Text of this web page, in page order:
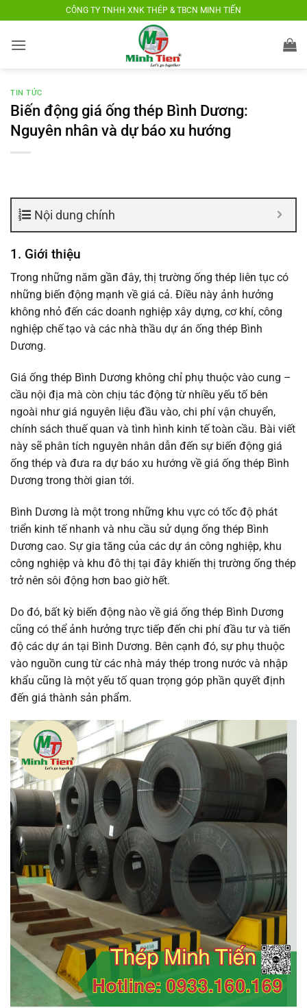
nội
CÔNG TY TNHH XNK THÉP & TBCN MINH TIẾN
TIN TỨC
Biến động giá ống thép Bình Dương:
Nguyên nhân và dự báo xu hướng
Nội dung chính
1. Giới thiệu
Trong những năm gần đây, thị trường ống thép liên tục có
những biến động mạnh về giá cả. Điều này ảnh hưởng
không nhỏ đến các doanh nghiệp xây dựng, cơ khí, công
nghiệp chế tạo và các nhà thầu dự án ống thép Bình
Dương.
Giá ống thép Bình Dương không chỉ phụ thuộc vào cung –
cầu nội địa mà còn chịu tác động từ nhiều yếu tố bên
ngoài như giá nguyên liệu đầu vào, chi phí vận chuyển,
chính sách thuế quan và tình hình kinh tế toàn cầu. Bài viết
này sẽ phân tích nguyên nhân dẫn đến sự biến động giá
ống thép và đưa ra dự báo xu hướng về giá ống thép Bình
Dương trong thời gian tới.
Bình Dương là một trong những khu vực có tốc độ phát
triển kinh tế nhanh và nhu cầu sử dụng ống thép Bình
Dương cao. Sự gia tăng của các dự án công nghiệp, khu
công nghiệp và khu đô thị tại đây khiến thị trường ống thép
trở nên sôi động hơn bao giờ hết.
Do đó, bất kỳ biến động nào về giá ống thép Bình Dương
cũng có thể ảnh hưởng trực tiếp đến chi phí đầu tư và tiến
độ các dự án tại Bình Dương. Bên cạnh đó, sự phụ thuộc
vào nguồn cung từ các nhà máy thép trong nước và nhập
khẩu cũng là một yếu tố quan trọng góp phần quyết định
đến giá thành sản phẩm.